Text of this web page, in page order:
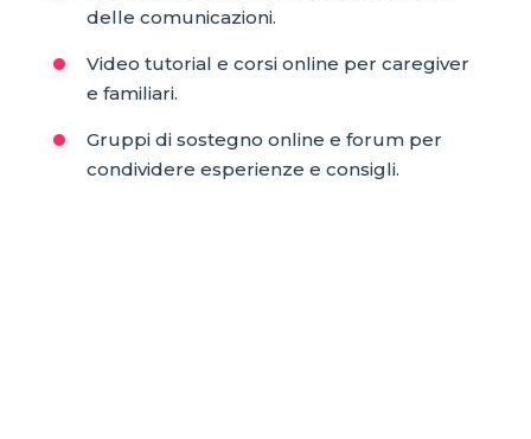
delle comunicazioni.
Video tutorial e corsi online per caregiver
e familiari.
Gruppi di sostegno online e forum per
condividere esperienze e consigli.